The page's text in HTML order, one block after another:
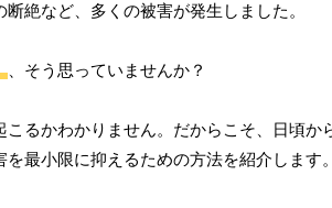
絶など、多くの被害が発生しました。
、そう思っていませんか？
こるかわかりません。だからこそ、日頃か
最小限に抑えるための方法を紹介します。